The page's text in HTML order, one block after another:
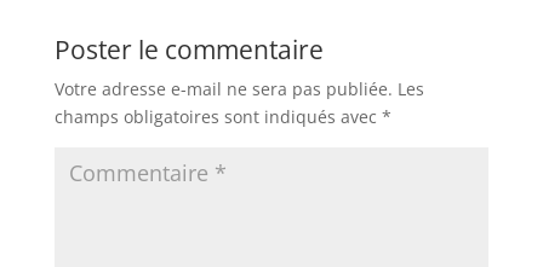
Poster le commentaire
Votre adresse e-mail ne sera pas publiée. Les
champs obligatoires sont indiqués avec *